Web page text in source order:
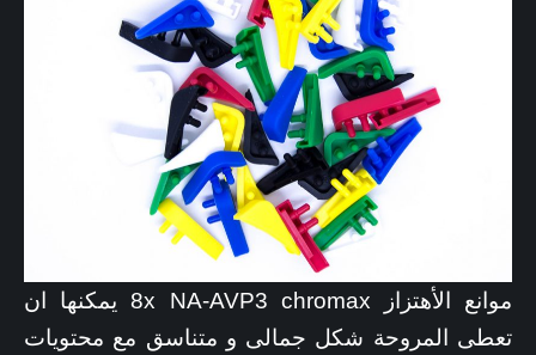
موانع الأهتزاز 8x NA-AVP3 chromax يمكنها ان
تعطى المروحة شكل جمالى و متناسق مع محتويات